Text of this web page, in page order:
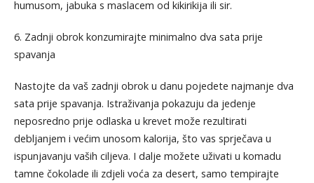
humusom, jabuka s maslacem od kikirikija ili sir.
6. Zadnji obrok konzumirajte minimalno dva sata prije
spavanja
Nastojte da vaš zadnji obrok u danu pojedete najmanje dva
sata prije spavanja. Istraživanja pokazuju da jedenje
neposredno prije odlaska u krevet može rezultirati
debljanjem i većim unosom kalorija, što vas sprječava u
ispunjavanju vaših ciljeva. I dalje možete uživati u komadu
tamne čokolade ili zdjeli voća za desert, samo tempirajte